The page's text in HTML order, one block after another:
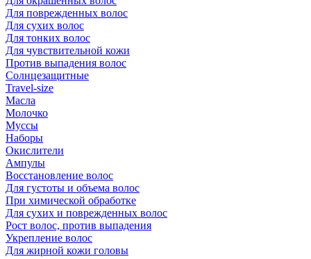
Для поврежденных волос
Для сухих волос
Для тонких волос
Для чувствительной кожи
Против выпадения волос
Солнцезащитные
Travel-size
Масла
Молочко
Муссы
Наборы
Окислители
Ампулы
Восстановление волос
Для густоты и объема волос
При химической обработке
Для сухих и поврежденных волос
Рост волос, против выпадения
Укрепление волос
Для жирной кожи головы